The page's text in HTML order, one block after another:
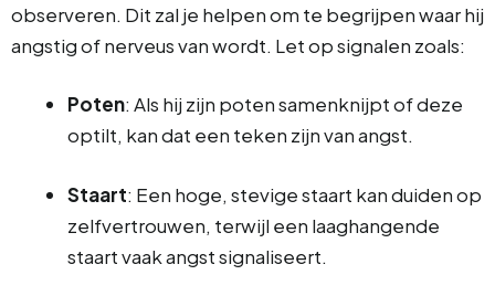
observeren. Dit zal je helpen om te begrijpen waar hij
angstig of nerveus van wordt. Let op signalen zoals:
Poten: Als hij zijn poten samenknijpt of deze
optilt, kan dat een teken zijn van angst.
Staart: Een hoge, stevige staart kan duiden op
zelfvertrouwen, terwijl een laaghangende
staart vaak angst signaliseert.